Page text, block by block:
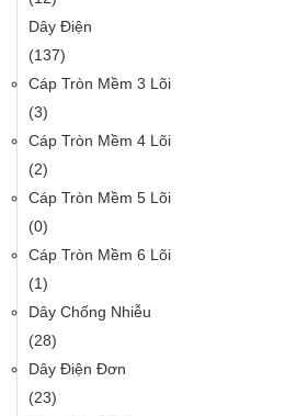
Dây Điện
(137)
Cáp Tròn Mềm 3 Lõi
(3)
Cáp Tròn Mềm 4 Lõi
(2)
Cáp Tròn Mềm 5 Lõi
(0)
Cáp Tròn Mềm 6 Lõi
(1)
Dây Chống Nhiễu
(28)
Dây Điện Đơn
(23)